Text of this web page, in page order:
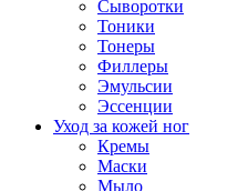
Сыворотки
Тоники
Тонеры
Филлеры
Эмульсии
Эссенции
Уход за кожей ног
Кремы
Маски
Мыло